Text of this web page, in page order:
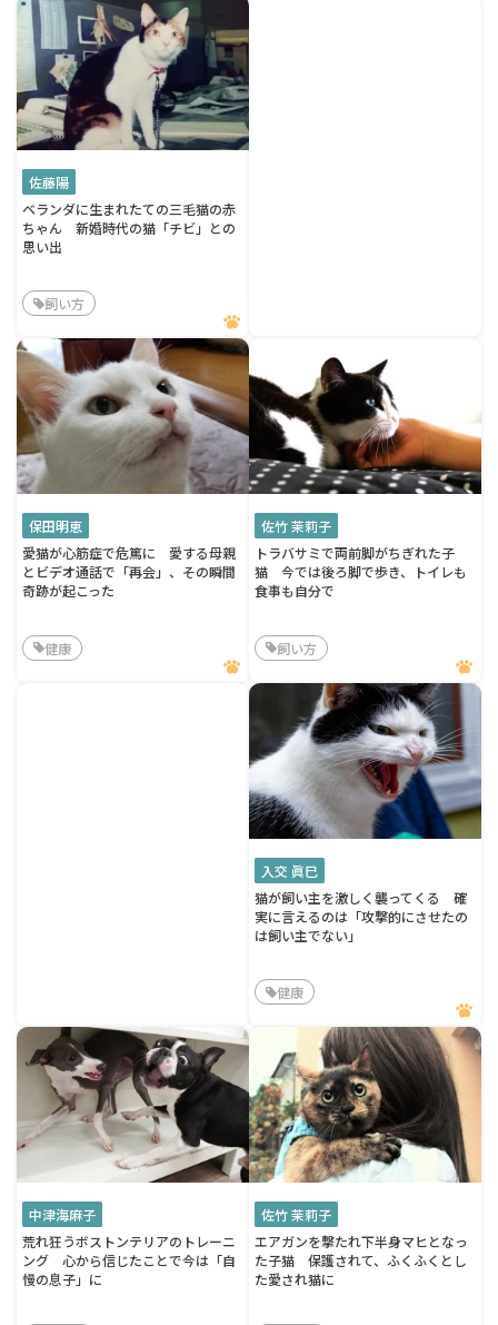
佐藤陽
ベランダに生まれたての三毛猫の赤
ちゃん 新婚時代の猫「チビ」との
思い出
飼い方
保田明恵
愛猫が心筋症で危篤に 愛する母親
とビデオ通話で「再会」、その瞬間
奇跡が起こった
健康
佐竹 茉莉子
トラバサミで両前脚がちぎれた子
猫 今では後ろ脚で歩き、トイレも
食事も自分で
飼い方
入交 眞巳
猫が飼い主を激しく襲ってくる 確
実に言えるのは「攻撃的にさせたの
は飼い主でない」
健康
中津海麻子
荒れ狂うボストンテリアのトレーニ
ング 心から信じたことで今は「自
慢の息子」に
佐竹 茉莉子
エアガンを撃たれ下半身マヒとなっ
た子猫 保護されて、ふくふくとし
た愛され猫に